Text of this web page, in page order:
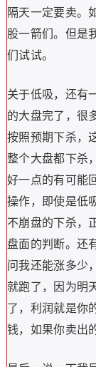
隔天一定要卖。
股一箭们。但是
们试试。
关于低吸，还有
的大盘完了，很
按照预期下杀，
整个大盘都下杀
好一点的有可能
操作，即使是低
不崩盘的下杀，
盘面的判断。还
问我还能涨多少
就跑了，因为明
了，利润就是你
钱，如果你卖出